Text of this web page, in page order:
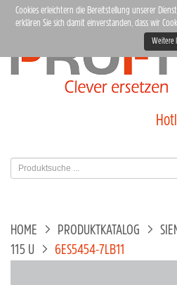
HOME PRODUKTKATALOG
115 U
6ES5454-7LB11
Cookies erleichtern die Bereitstellung unserer
erklären Sie sich damit einverstanden, dass wir
Weitere